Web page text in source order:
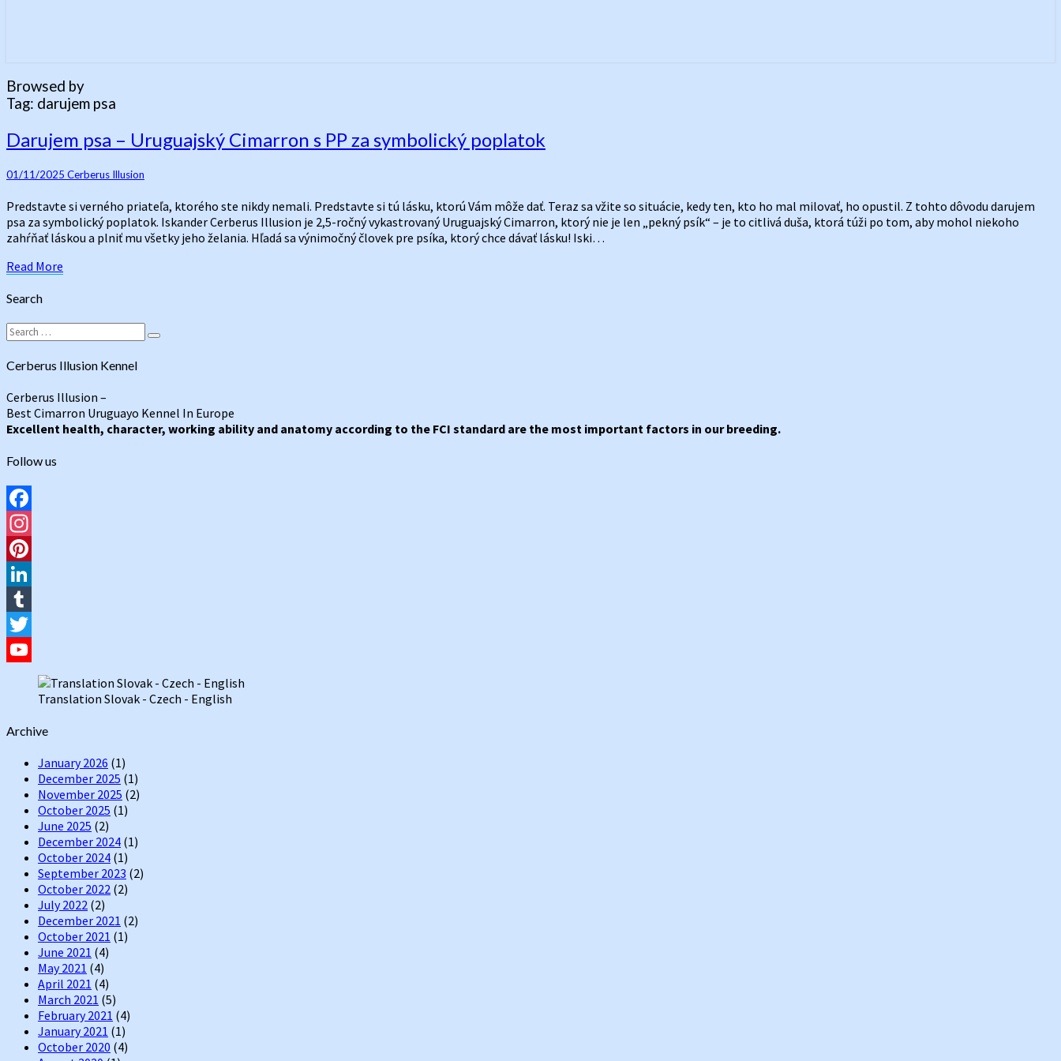
Browsed by
Tag: darujem psa
Darujem
psa –
Cimarron
PP
za
symbolický
poplatok
Darujem psa – Uruguajský Cimarron s PP za symbolický poplatok
01/11/2025 Cerberus Illusion
Predstavte si verného priateľa, ktorého ste nikdy nemali. Predstavte si tú lásku, ktorú Vám môže dať. Teraz sa vžite so situácie, kedy ten, kto ho mal milovať, ho opustil. Z tohto dôvodu darujem
psa za symbolický poplatok. Iskander Cerberus Illusion je 2,5-ročný vykastrovaný Uruguajský Cimarron, ktorý nie je len „pekný psík“ – je to citlivá duša, ktorá túži po tom, aby mohol niekoho
zahŕňať láskou a plniť mu všetky jeho želania. Hľadá sa výnimočný človek pre psíka, ktorý chce dávať lásku! Iski…
Read More
Search
Search
for:
Search
Cerberus Illusion Kennel
Cerberus Illusion –
Best Cimarron Uruguayo Kennel In Europe
Excellent health, character, working ability and anatomy according to the FCI standard are the most important factors in our breeding.
Follow us
Facebook
Instagram
Pinterest
LinkedIn
Tumblr
Twitter
YouTube
ChannelTranslation Slovak - Czech - English
Archive
January 2026 (1)
December 2025 (1)
November 2025 (2)
October 2025 (1)
June 2025 (2)
December 2024 (1)
October 2024 (1)
September 2023 (2)
October 2022 (2)
July 2022 (2)
December 2021 (2)
October 2021 (1)
June 2021 (4)
May 2021 (4)
April 2021 (4)
March 2021 (5)
February 2021 (4)
January 2021 (1)
October 2020 (4)